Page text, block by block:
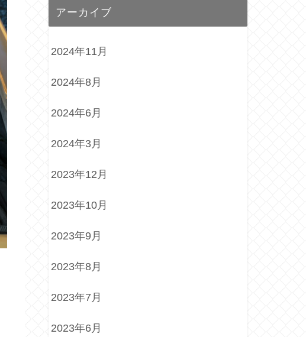
アーカイブ
2024年11月
2024年8月
2024年6月
2024年3月
2023年12月
2023年10月
2023年9月
2023年8月
2023年7月
2023年6月